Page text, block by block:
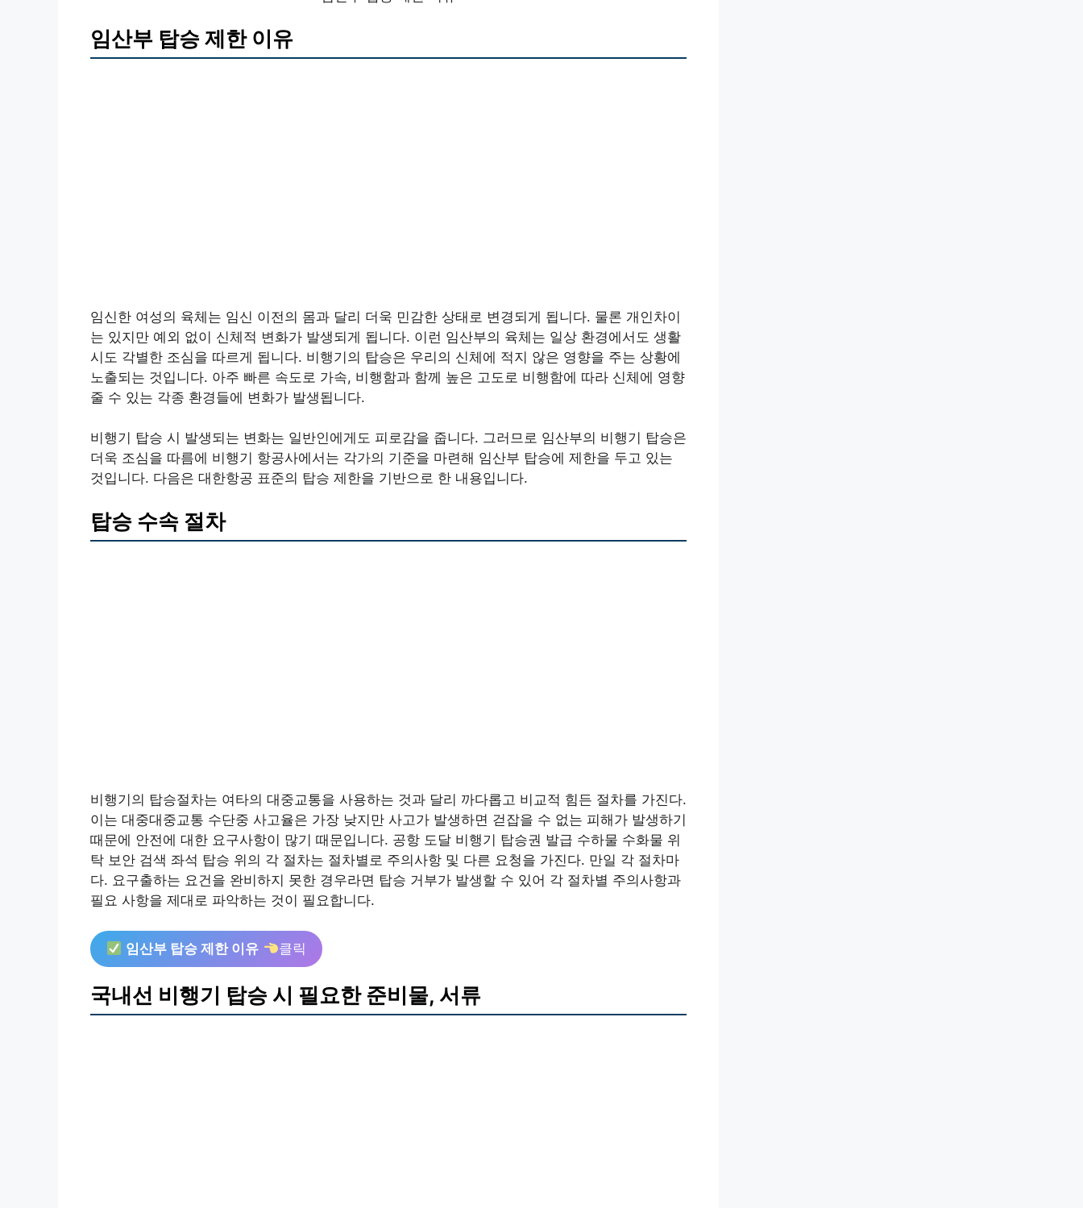
임산부 탑승 제한 이유
임신한 여성의 육체는 임신 이전의 몸과 달리 더욱 민감한 상태로 변경되게 됩니다. 물론 개인차이
는 있지만 예외 없이 신체적 변화가 발생되게 됩니다. 이런 임산부의 육체는 일상 환경에서도 생활
시도 각별한 조심을 따르게 됩니다. 비행기의 탑승은 우리의 신체에 적지 않은 영향을 주는 상황에
노출되는 것입니다. 아주 빠른 속도로 가속, 비행함과 함께 높은 고도로 비행함에 따라 신체에 영향
줄 수 있는 각종 환경들에 변화가 발생됩니다.
비행기 탑승 시 발생되는 변화는 일반인에게도 피로감을 줍니다. 그러므로 임산부의 비행기 탑승은
더욱 조심을 따름에 비행기 항공사에서는 각가의 기준을 마련해 임산부 탑승에 제한을 두고 있는
것입니다. 다음은 대한항공 표준의 탑승 제한을 기반으로 한 내용입니다.
탑승 수속 절차
비행기의 탑승절차는 여타의 대중교통을 사용하는 것과 달리 까다롭고 비교적 힘든 절차를 가진다.
이는 대중대중교통 수단중 사고율은 가장 낮지만 사고가 발생하면 걷잡을 수 없는 피해가 발생하기
때문에 안전에 대한 요구사항이 많기 때문입니다. 공항 도달 비행기 탑승권 발급 수하물 수화물 위
탁 보안 검색 좌석 탑승 위의 각 절차는 절차별로 주의사항 및 다른 요청을 가진다. 만일 각 절차마
다. 요구출하는 요건을 완비하지 못한 경우라면 탑승 거부가 발생할 수 있어 각 절차별 주의사항과
필요 사항을 제대로 파악하는 것이 필요합니다.
임산부 탑승 제한 이유 클릭
국내선 비행기 탑승 시 필요한 준비물, 서류